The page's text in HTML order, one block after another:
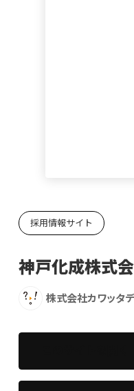
採用情報サイト
神戸化成株式
株式会社カワッタ